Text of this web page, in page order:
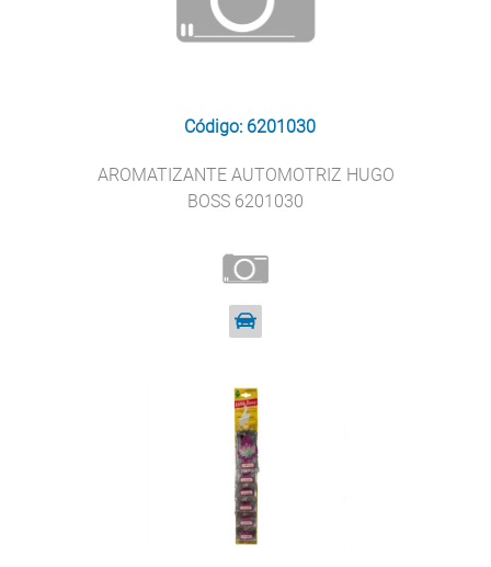
Código: 6201030
AROMATIZANTE AUTOMOTRIZ HUGO
BOSS 6201030